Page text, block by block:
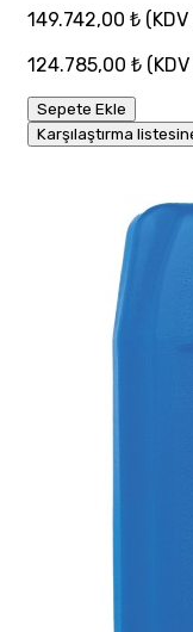
149.742,00 ₺
124.785,00 ₺
Sepete Ekle
Karşılaştırma